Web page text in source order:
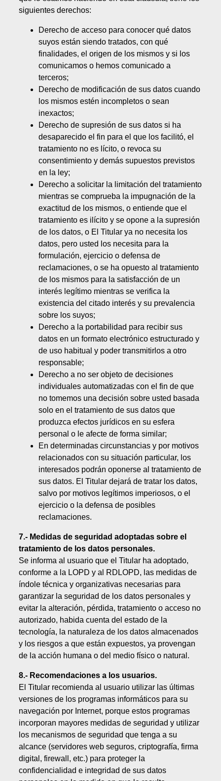
siguientes derechos:
Derecho de acceso para conocer qué datos
suyos están siendo tratados, con qué
finalidades, el origen de los mismos y si los
comunicamos o hemos comunicado a
terceros;
Derecho de modificación de sus datos cuando
los mismos estén incompletos o sean
inexactos;
Derecho de supresión de sus datos si ha
desaparecido el fin para el que los facilitó, el
tratamiento no es lícito, o revoca su
consentimiento y demás supuestos previstos
en la ley;
Derecho a solicitar la limitación del tratamiento
mientras se comprueba la impugnación de la
exactitud de los mismos, o entiende que el
tratamiento es ilícito y se opone a la supresión
de los datos, o El Titular ya no necesita los
datos, pero usted los necesita para la
formulación, ejercicio o defensa de
reclamaciones, o se ha opuesto al tratamiento
de los mismos para la satisfacción de un
interés legítimo mientras se verifica la
existencia del citado interés y su prevalencia
sobre los suyos;
Derecho a la portabilidad para recibir sus
datos en un formato electrónico estructurado y
de uso habitual y poder transmitirlos a otro
responsable;
Derecho a no ser objeto de decisiones
individuales automatizadas con el fin de que
no tomemos una decisión sobre usted basada
solo en el tratamiento de sus datos que
produzca efectos jurídicos en su esfera
personal o le afecte de forma similar;
En determinadas circunstancias y por motivos
relacionados con su situación particular, los
interesados podrán oponerse al tratamiento de
sus datos. El Titular dejará de tratar los datos,
salvo por motivos legítimos imperiosos, o el
ejercicio o la defensa de posibles
reclamaciones.
7.- Medidas de seguridad adoptadas sobre el
tratamiento de los datos personales.
Se informa al usuario que el Titular ha adoptado,
conforme a la LOPD y al RDLOPD, las medidas de
índole técnica y organizativas necesarias para
garantizar la seguridad de los datos personales y
evitar la alteración, pérdida, tratamiento o acceso no
autorizado, habida cuenta del estado de la
tecnología, la naturaleza de los datos almacenados
y los riesgos a que están expuestos, ya provengan
de la acción humana o del medio físico o natural.
8.- Recomendaciones a los usuarios.
El Titular recomienda al usuario utilizar las últimas
versiones de los programas informáticos para su
navegación por Internet, porque estos programas
incorporan mayores medidas de seguridad y utilizar
los mecanismos de seguridad que tenga a su
alcance (servidores web seguros, criptografía, firma
digital, firewall, etc.) para proteger la
confidencialidad e integridad de sus datos